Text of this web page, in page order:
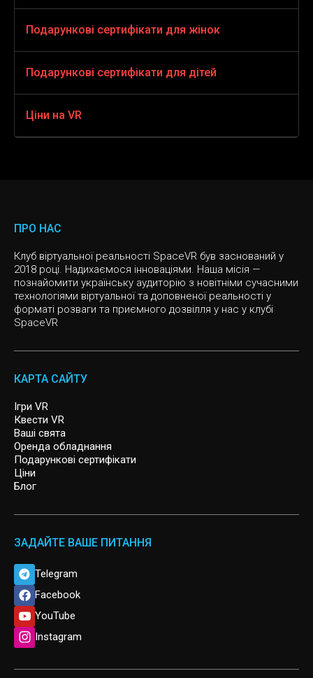
VR пригоди
Action vr
VR жахи 360
VR sport
Слоу мо
Інді ігри
VR квест для дітей
CHRISTMAS
JUNGLE QUEST
SURVIVAL
CHERNOBYL
CYBERPUNK
VR квест, Спасіння Світу
SIGNAL LOST
ARCHER
Подарунок чоловікові на день народження
Подарунок на 14 лютого хлопцеві
Подарунок хлопцеві на Новий рік
Подарункові сертифікати для жінок
Подарунок на ювілей жінці
Подарункові сертифікати для дітей
Подарунки на новий рік дітям
Ціни на VR
ПРО НАС
Клуб віртуальної реальності SpaceVR був заснований у
2018 році. Надихаємося інноваціями. Наша місія —
познайомити українську аудиторію з новітніми сучасними
технологіями віртуальної та доповненої реальності у
форматі розваги та приємного дозвілля у нас у клубі
SpaceVR
КАРТА САЙТУ
Ігри VR
Квести VR
Ваші свята
Оренда обладнання
Подарункові сертифікати
Ціни
Блог
ЗАДАЙТЕ ВАШЕ ПИТАННЯ
Telegram
Facebook
YouTube
Instagram